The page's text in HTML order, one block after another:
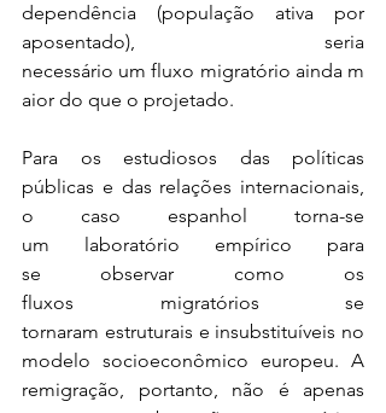
dependência (população ativa por
aposentado), seria
necessário um fluxo migratório ainda m
aior do que o projetado.
Para os estudiosos das políticas
públicas e das relações internacionais,
o caso espanhol torna-se
um laboratório empírico para
se observar como os
fluxos migratórios se
tornaram estruturais e insubstituíveis no
modelo socioeconômico europeu. A
remigração, portanto, não é apenas